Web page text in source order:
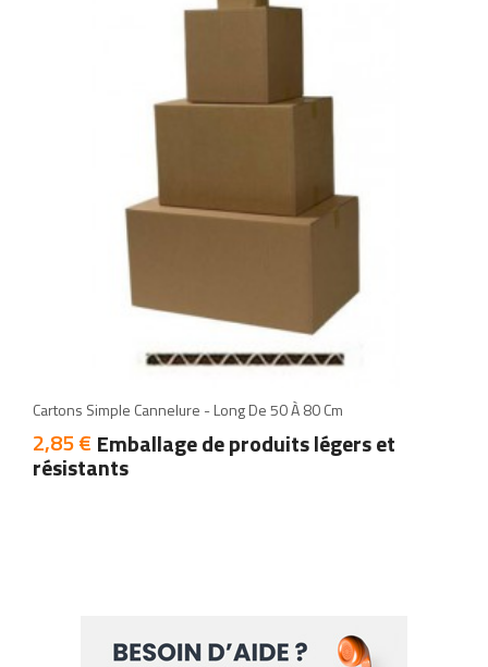
Cartons Simple Cannelure - Long De 50 À 80 Cm
2,85 € Prix
Emballage de produits légers et
résistants